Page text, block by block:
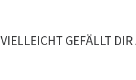
VIELLEICHT GEFÄLLT DIR